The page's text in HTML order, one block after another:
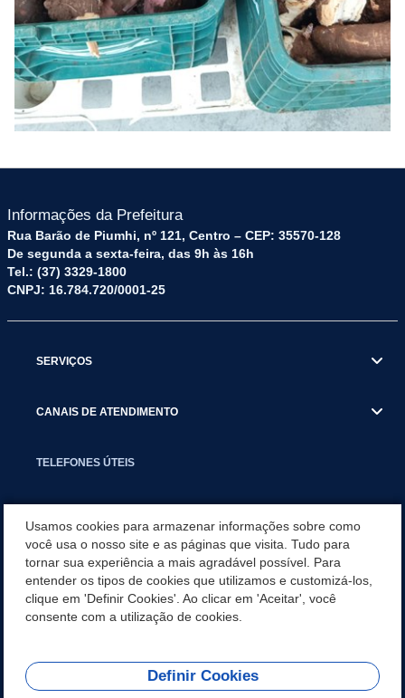
Informações da Prefeitura
Rua Barão de Piumhi, nº 121, Centro – CEP: 35570-128
De segunda a sexta-feira, das 9h às 16h
Tel.: (37) 3329-1800
CNPJ: 16.784.720/0001-25
SERVIÇOS
CANAIS DE ATENDIMENTO
TELEFONES ÚTEIS
NOTÍCIAS
APLICATIVO
REDES SOCIAIS
Usamos cookies para armazenar informações sobre como
você usa o nosso site e as páginas que visita. Tudo para
tornar sua experiência a mais agradável possível. Para
entender os tipos de cookies que utilizamos e customizá-los,
clique em 'Definir Cookies'. Ao clicar em 'Aceitar', você
consente com a utilização de cookies.
Definir Cookies